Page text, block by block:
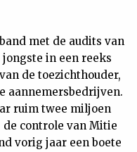
met de audits van
in een reeks
de toezichthouder,
aannemersbedrijven.
ruim twee miljoen
controle van Mitie
vorig jaar een boete